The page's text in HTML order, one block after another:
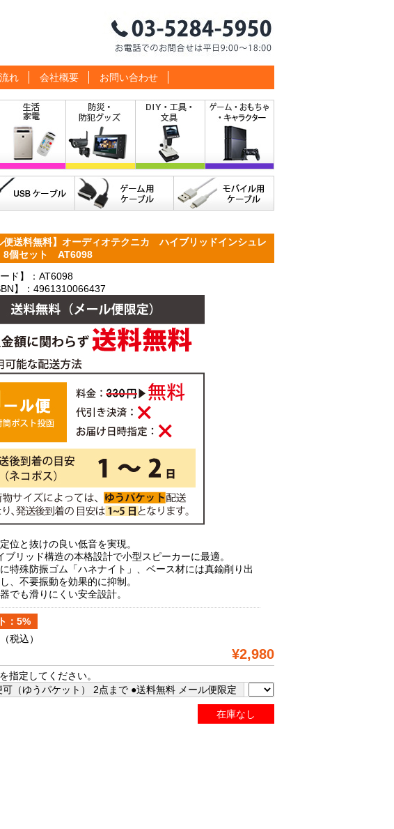
れ 会社概要 お問い合わせ
便送料無料】オーディオテクニカ ハイブリッドインシュレ
個セット AT6098
ード】：AT6098
】：4961310066437
位と抜けの良い低音を実現。
ブリッド構造の本格設計で小型スピーカーに最適。
に特殊防振ゴム「ハネナイト」、ベース材には真鍮削り出
、不要振動を効果的に抑制。
でも滑りにくい安全設計。
：5%
（税込）
¥2,980
指定してください。
可（ゆうパケット） 2点まで ●送料無料 メール便限定
在庫なし